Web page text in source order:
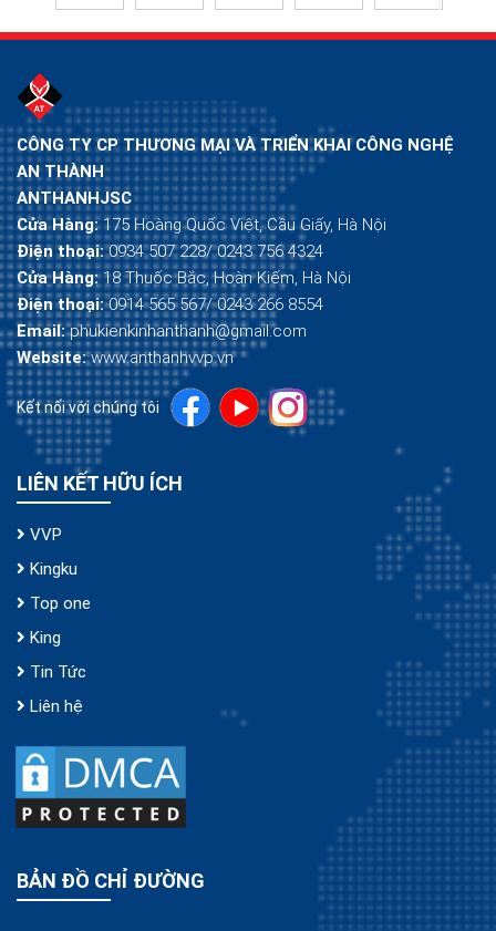
CÔNG TY CP THƯƠNG MẠI VÀ TRIỂN KHAI CÔNG NGHỆ
AN THÀNH
ANTHANHJSC
Cửa Hàng:175 Hoàng Quốc Việt, Cầu Giấy, Hà Nội
Điện thoại:0934 507 228/ 0243 756 4324
Cửa Hàng:18 Thuốc Bắc, Hoàn Kiếm, Hà Nội
Điện thoại:0914 565 567/ 0243 266 8554
Email:phukienkinhanthanh@gmail.com
Website:www.anthanhvvp.vn
Kết nối với chúng tôi
LIÊN KẾT HỮU ÍCH
VVP
Kingku
Top one
King
Tin Tức
Liên hệ
BẢN ĐỒ CHỈ ĐƯỜNG